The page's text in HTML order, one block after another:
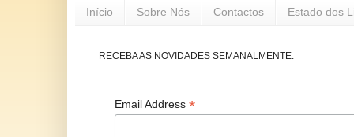
Início Sobre Nós Contactos Estado dos
RECEBA AS NOVIDADES SEMANALMENTE:
Email Address *